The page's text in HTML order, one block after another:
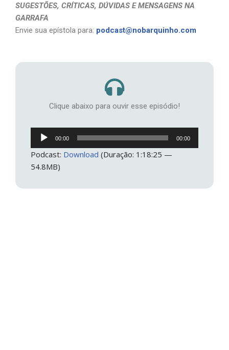
SUGESTÕES, CRÍTICAS, DÚVIDAS E MENSAGENS NA
GARRAFA
Envie sua epístola para: podcast@nobarquinho.com
Clique abaixo para ouvir esse episódio!
Tocador
áudio
00:00 00:00
Podcast: Download (Duração: 1:18:25 —
54.8MB)